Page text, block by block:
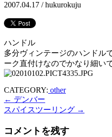
2007.04.17 /hukurokuju
ハンドル
多分ヴィンテージのハンドル
ーク直付けなのでかなり細いで
CATEGORY: other
← デンバー
スパイスツーリング →
コメントを残す